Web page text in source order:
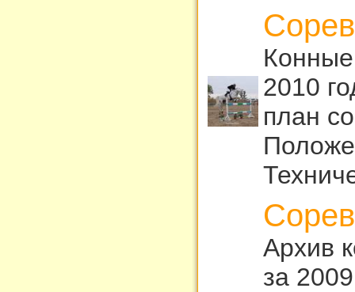
2010
план
Архив
за